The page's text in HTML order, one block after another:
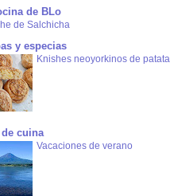
de BLo
de Salchicha
y especias
Knishes neoyorkinos de patata
cuina
Vacaciones de verano